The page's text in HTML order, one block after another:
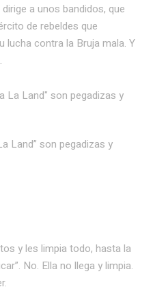
a unos bandidos, que
de rebeldes que
lucha contra la Bruja mala. Y
Land” son pegadizas y
y les limpia todo, hasta la
No. Ella no llega y limpia.